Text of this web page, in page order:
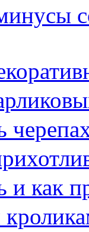
и как